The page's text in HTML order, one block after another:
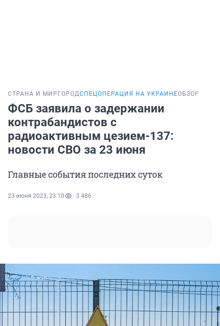
СТРАНА И МИР ГОРОДСПЕЦОПЕРАЦИЯ НА УКРАИНЕОБЗОР
ФСБ заявила о задержании
контрабандистов с
радиоактивным цезием-137:
новости СВО за 23 июня
Главные события последних суток
23 июня 2023, 23:10 3 486